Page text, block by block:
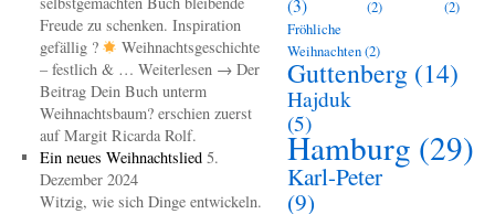
Freude zu schenken. Inspiration
gefällig ?
Weihnachtsgeschichte
– festlich & … Weiterlesen → Der
Beitrag Dein Buch unterm
Weihnachtsbaum? erschien zuerst
auf Margit Ricarda Rolf.
Ein neues Weihnachtslied 5.
Dezember 2024
Witzig, wie sich Dinge entwickeln.
(3) (2)
(2)
Fröhliche
Weihnachten(2)
Guttenberg (14)
Hajduk
(5)
Hamburg (29)
Karl-Peter
(9)